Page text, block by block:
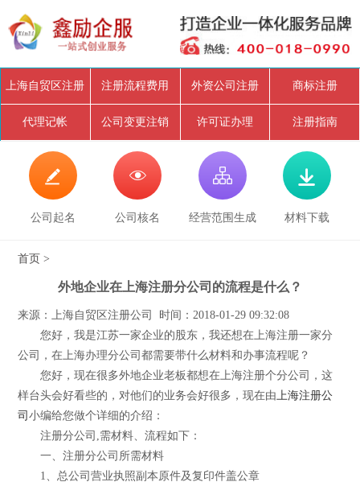
上海自贸区注册 注册流程费用 外资公司注册 商标注册
代理记帐 公司变更注销 许可证办理 注册指南

公司起名

公司核名

经营范围生成

材料下载
首页 >
外地企业在上海注册分公司的流程是什么？
来源：上海自贸区注册公司 时间：2018-01-29 09:32:08
您好，我是江苏一家企业的股东，我还想在上海注册一家分
公司，在上海办理分公司都需要带什么材料和办事流程呢？
您好，现在很多外地企业老板都想在上海注册个分公司，这
样台头会好看些的，对他们的业务会好很多，现在由 上海注册公
司小编给您做个详细的介绍：
注册分公司,需材料、流程如下：
一、注册分公司所需材料
1、总公司营业执照副本原件及复印件盖公章